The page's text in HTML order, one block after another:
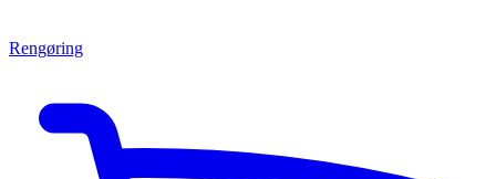
Rengøring